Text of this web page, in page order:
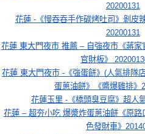
20200131
花蓮 -《慢吞吞手作碳烤吐司》剝皮
20200131
花蓮 東大門夜市 推薦 – 自強夜市《蔣
官財板》
花蓮 東大門夜市 -《強蛋餅》(人氣排隊
蛋蔥油餅》《醬爆雞排》
花蓮玉里 -《橋頭臭豆腐》超人
花蓮 – 超夯小吃 爆漿炸蛋蔥油餅《原
色發財車》